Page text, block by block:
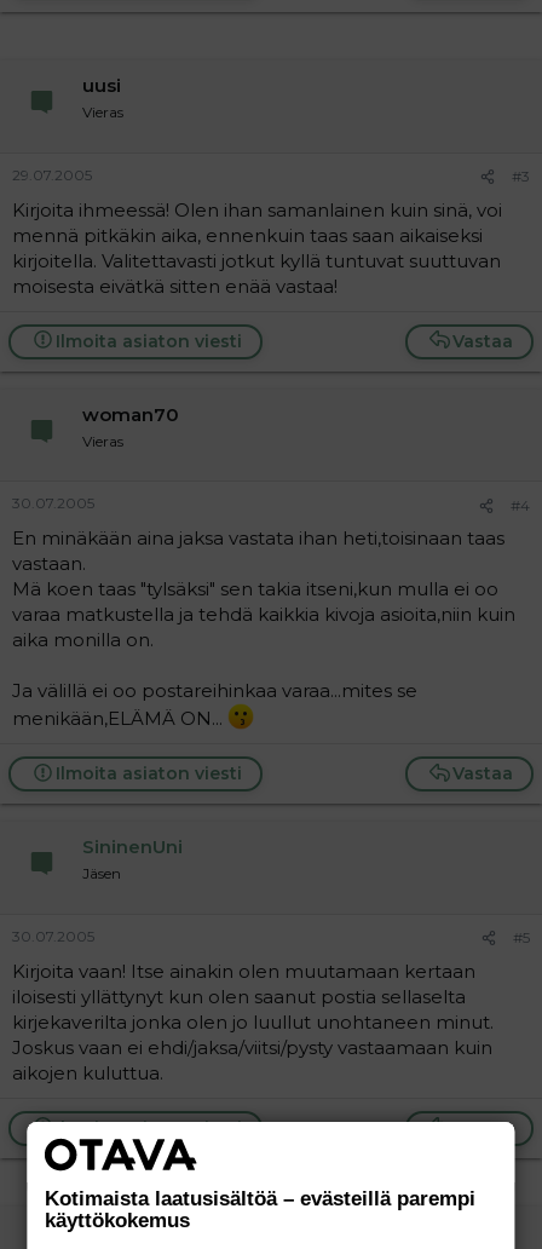
uusi
Vieras
29.07.2005 #3
Kirjoita ihmeessä! Olen ihan samanlainen kuin sinä, voi
mennä pitkäkin aika, ennenkuin taas saan aikaiseksi
kirjoitella. Valitettavasti jotkut kyllä tuntuvat suuttuvan
moisesta eivätkä sitten enää vastaa!
Vastaa
Ilmoita asiaton viesti
woman70
Vieras
30.07.2005 #4
En minäkään aina jaksa vastata ihan heti,toisinaan taas
vastaan.
Mä koen taas "tylsäksi" sen takia itseni,kun mulla ei oo
varaa matkustella ja tehdä kaikkia kivoja asioita,niin kuin
aika monilla on.
Ja välillä ei oo postareihinkaa varaa...mites se
menikään,ELÄMÄ ON...
Vastaa
Ilmoita asiaton viesti
SininenUni
Jäsen
30.07.2005 #5
Kirjoita vaan! Itse ainakin olen muutamaan kertaan
iloisesti yllättynyt kun olen saanut postia sellaselta
kirjekaverilta jonka olen jo luullut unohtaneen minut.
Joskus vaan ei ehdi/jaksa/viitsi/pysty vastaamaan kuin
aikojen kuluttua.
Vastaa
Ilmoita asiaton viesti
Katraan kaitsija
Kotimaista laatusisältöä – evästeillä parempi
käyttökokemus